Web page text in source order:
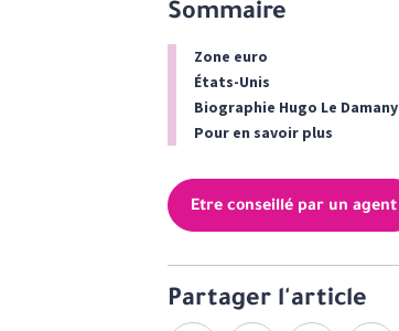
Sommaire
Zone euro
États-Unis
Biographie Hugo Le Damany
Pour en savoir plus
Etre conseillé par un agent
Partager l'article